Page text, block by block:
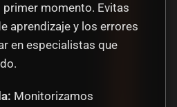
momento. Evitas
aprendizaje y los errores
en especialistas que
Monitorizamos